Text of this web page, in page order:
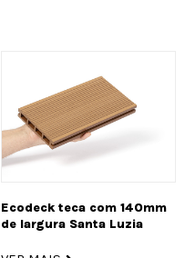
Ecodeck teca com 140mm
de largura Santa Luzia